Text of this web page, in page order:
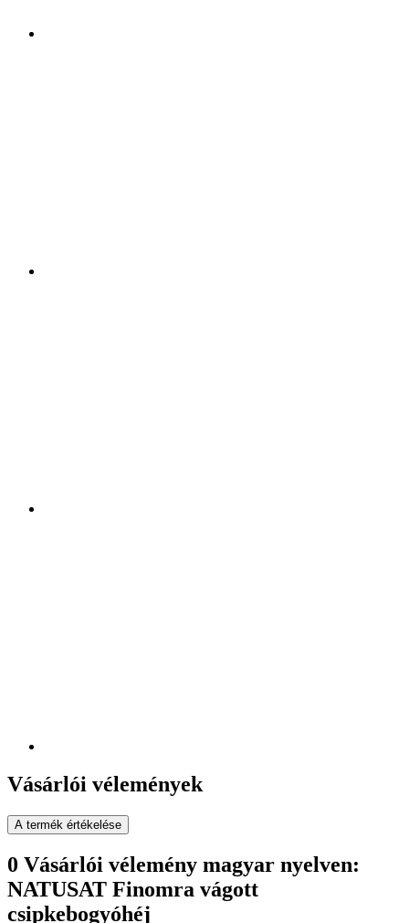
Vásárlói vélemények
A termék értékelése
0 Vásárlói vélemény magyar nyelven:
NATUSAT Finomra vágott
csipkebogyóhéj